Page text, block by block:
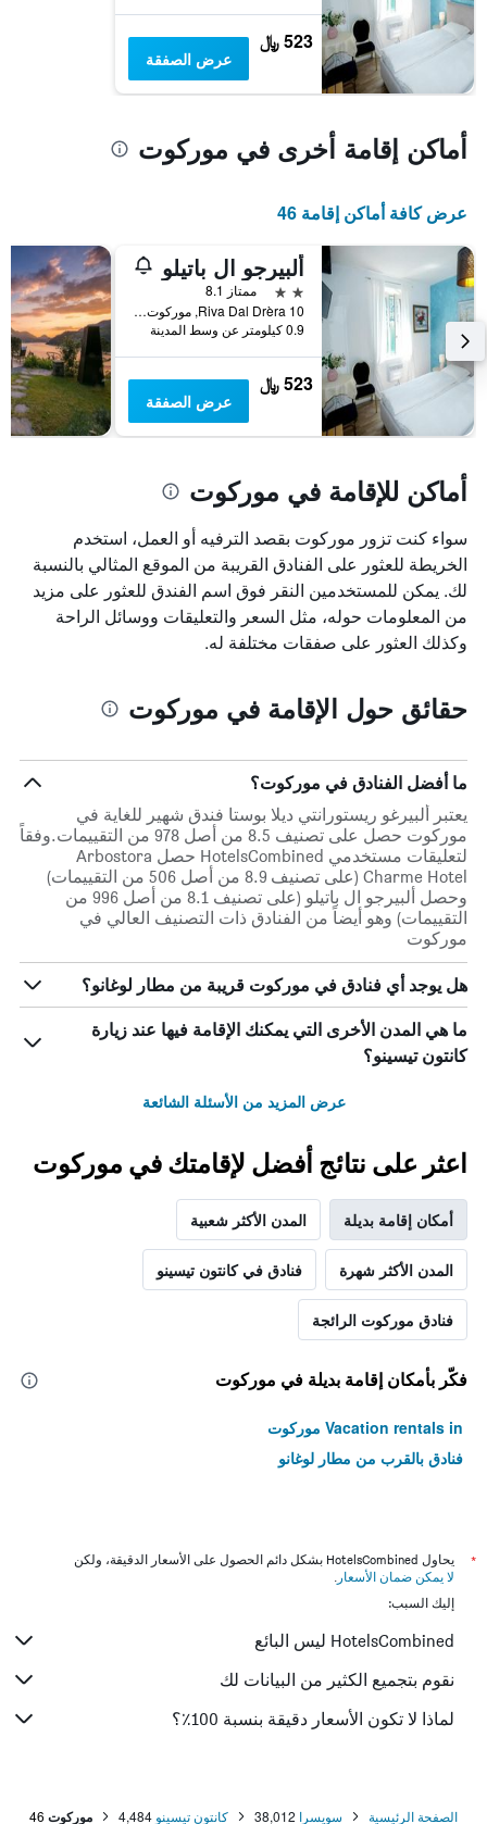
523 ﷼
عرض الصفقة
أماكن إقامة أخرى في موركوت
عرض كافة أماكن إقامة 46
ألبيرجو ال باتيلو
2 نجمتين
ممتاز 8.1
10 Riva Dal Drèra, موركوت, كانتون تيسينو, سويسرا
0.9 كيلومتر عن وسط المدينة
523 ﷼
عرض الصفقة
أماكن للإقامة في موركوت
سواء كنت تزور موركوت بقصد الترفيه أو العمل، استخدم
الخريطة للعثور على الفنادق القريبة من الموقع المثالي بالنسبة
لك. يمكن للمستخدمين النقر فوق اسم الفندق للعثور على مزيد
من المعلومات حوله، مثل السعر والتعليقات ووسائل الراحة
وكذلك العثور على صفقات مختلفة له.
حقائق حول الإقامة في موركوت
ما أفضل الفنادق في موركوت؟
يعتبر ألبيرغو ريستورانتي ديلا بوستا فندق شهير للغاية في
موركوت حصل على تصنيف 8.5 من أصل 978 من التقييمات.وفقاً
لتعليقات مستخدمي HotelsCombined حصل Arbostora
Charme Hotel (على تصنيف 8.9 من أصل 506 من التقييمات)
وحصل ألبيرجو ال باتيلو (على تصنيف 8.1 من أصل 996 من
التقييمات) وهو أيضاً من الفنادق ذات التصنيف العالي في
موركوت
هل يوجد أي فنادق في موركوت قريبة من مطار لوغانو؟
ما هي المدن الأخرى التي يمكنك الإقامة فيها عند زيارة
كانتون تيسينو؟
عرض المزيد من الأسئلة الشائعة
اعثر على نتائج أفضل لإقامتك في موركوت
أمكان إقامة بديلة المدن الأكثر شعبية
المدن الأكثر شهرة فنادق في كانتون تيسينو
فنادق موركوت الرائجة
فكّر بأمكان إقامة بديلة في موركوت
Vacation rentals in موركوت
فنادق بالقرب من مطار لوغانو
*
يحاول HotelsCombined بشكل دائم الحصول على الأسعار الدقيقة، ولكن
لا يمكن ضمان الأسعار .
إليك السبب:
HotelsCombined ليس البائع
نقوم بتجميع الكثير من البيانات لك
لماذا لا تكون الأسعار دقيقة بنسبة 100٪؟
الصفحة الرئيسية سويسرا 38,012 كانتون تيسينو 4,484 موركوت 46